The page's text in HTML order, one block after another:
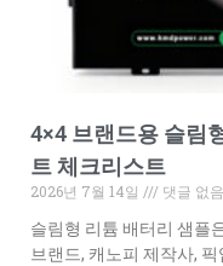
4×4 브랜드용 슬림
트 체크리스트
2026년 7월 14일
댓글 없음
슬림형 리튬 배터리 샘플
브랜드, 캐노피 제작사,